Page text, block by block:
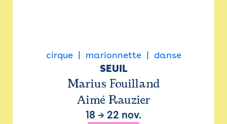
cirque marionnette danse
SEUIL
Marius Fouilland
Aimé Rauzier
18 → 22 nov.